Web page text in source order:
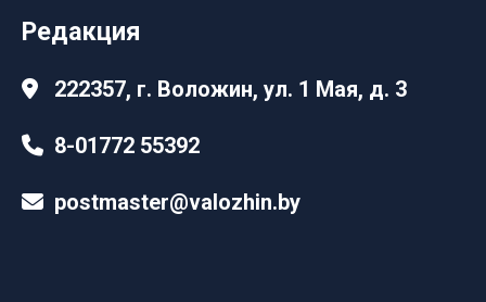
Редакция
222357, г. Воложин, ул. 1 Мая, д. 3
8-01772 55392
postmaster@valozhin.by